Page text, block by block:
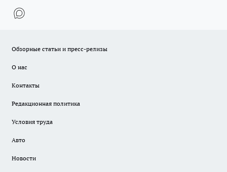
Обзорные статьи и пресс-релизы
О нас
Контакты
Редакционная политика
Условия труда
Авто
Новости